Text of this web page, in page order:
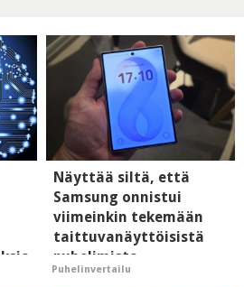
Näyttää siltä, että
Samsung onnistui
viimeinkin tekemään
taittuvanäyttöisistä
puhelimista
supersuosittuja
Puhelinvertailu